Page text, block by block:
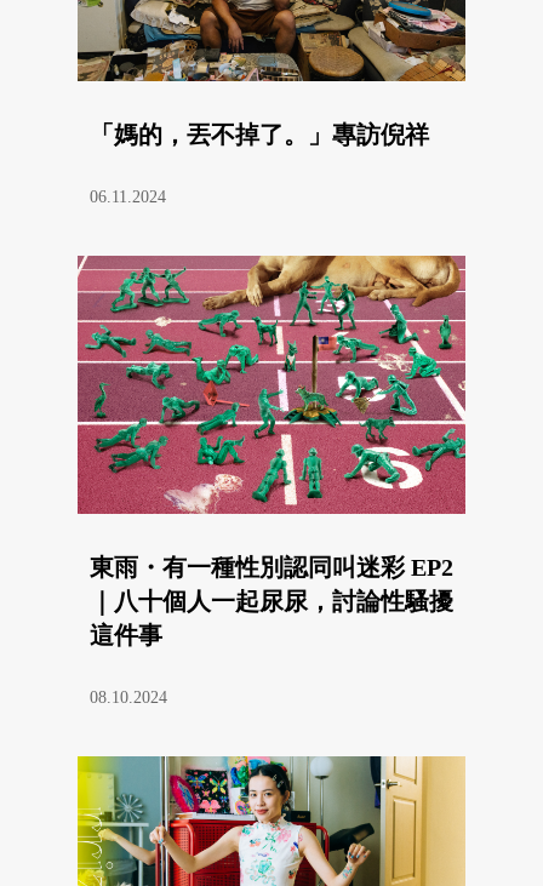
「媽的，丟不掉了。」專訪倪祥
06.11.2024
東雨・有一種性別認同叫迷彩 EP2
｜八十個人一起尿尿，討論性騷擾
這件事
08.10.2024